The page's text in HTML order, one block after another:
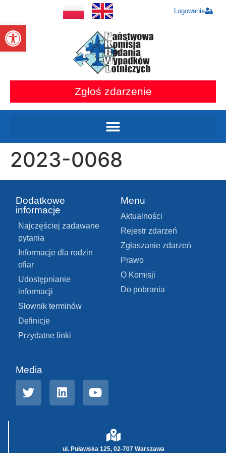
Otwórz pasek narzędzi
Logowanie
Zgłoś zdarzenie
2023-0068
Dodatkowe
informacje
Najczęściej zadawane
pytania
Informacje dla rodzin
ofiar
Udostępnianie
informacji
Słownik terminów
Definicje
Przydatne linki
Menu
Aktualności
Rejestr zdarzeń
Zgłaszanie zdarzeń
Prawo
O Komisji
Do pobrania
Media
ul. Puławska 125, 02-707 Warszawa